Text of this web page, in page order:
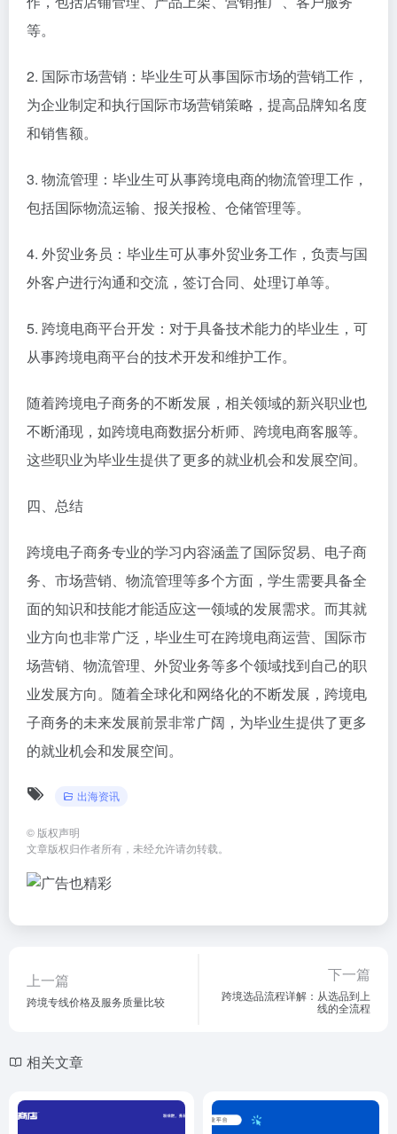
等。
2. 国际市场营销：毕业生可从事国际市场的营销工作，
为企业制定和执行国际市场营销策略，提高品牌知名度
和销售额。
3. 物流管理：毕业生可从事跨境电商的物流管理工作，
包括国际物流运输、报关报检、仓储管理等。
4. 外贸业务员：毕业生可从事外贸业务工作，负责与国
外客户进行沟通和交流，签订合同、处理订单等。
5. 跨境电商平台开发：对于具备技术能力的毕业生，可
从事跨境电商平台的技术开发和维护工作。
随着跨境电子商务的不断发展，相关领域的新兴职业也
不断涌现，如跨境电商数据分析师、跨境电商客服等。
这些职业为毕业生提供了更多的就业机会和发展空间。
四、总结
跨境电子商务专业的学习内容涵盖了国际贸易、电子商
务、市场营销、物流管理等多个方面，学生需要具备全
面的知识和技能才能适应这一领域的发展需求。而其就
业方向也非常广泛，毕业生可在跨境电商运营、国际市
场营销、物流管理、外贸业务等多个领域找到自己的职
业发展方向。随着全球化和网络化的不断发展，跨境电
子商务的未来发展前景非常广阔，为毕业生提供了更多
的就业机会和发展空间。
出海资讯
© 版权声明
文章版权归作者所有，未经允许请勿转载。
上一篇
跨境专线价格及服务质量比较
下一篇
跨境选品流程详解：从选品到上
线的全流程
相关文章